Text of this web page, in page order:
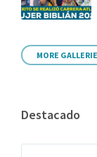
MORE
Destacado